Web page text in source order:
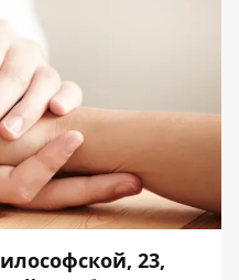
23,